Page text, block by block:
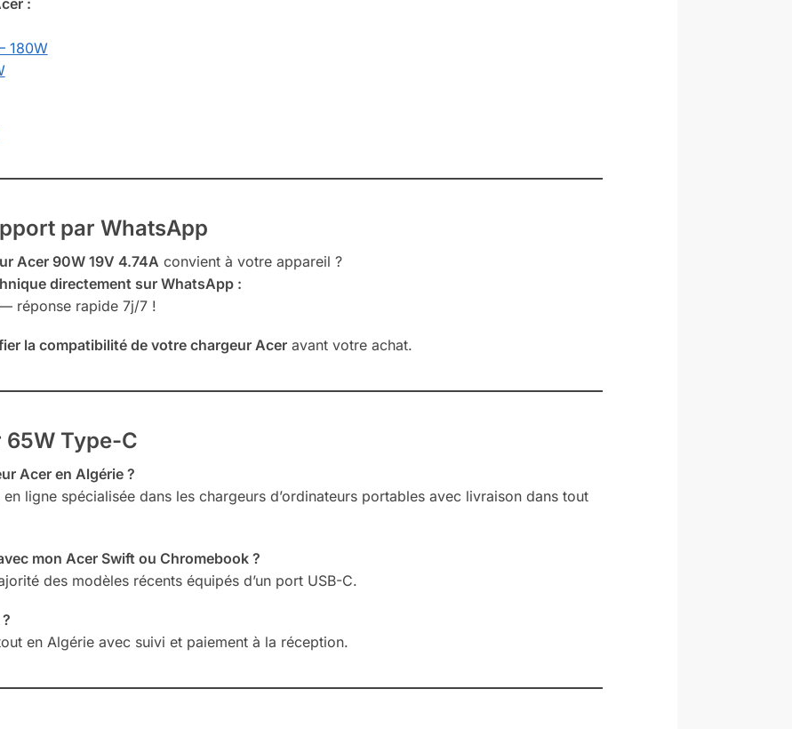
:
180W
par WhatsApp
Acer 90W 19V 4.74A convient à votre appareil ?
directement sur WhatsApp :
réponse rapide 7j/7 !
la compatibilité de votre chargeur Aceravant votre achat.
65W Type-C
Acer en Algérie ?
ligne spécialisée dans les chargeurs d’ordinateurs portables avec livraison dans tout
mon Acer Swift ou Chromebook ?
des modèles récents équipés d’un port USB-C.
en Algérie avec suivi et paiement à la réception.